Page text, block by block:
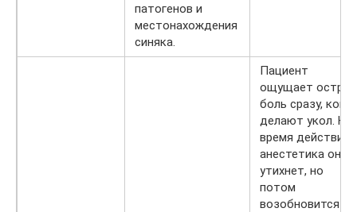
патогенов и
местонахождения
синяка.
Пациент
ощущает
боль сразу,
делают укол. На
время действия
анестетика она
утихнет, но
потом
возобновится